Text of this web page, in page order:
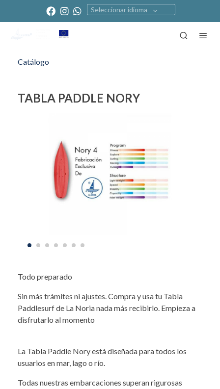
Seleccionar idioma
Catálogo
TABLA PADDLE NORY
Todo preparado
Sin más trámites ni ajustes. Compra y usa tu Tabla
Paddlesurf de La Noria nada más recibirlo. Empieza a
disfrutarlo al momento
La Tabla Paddle Nory está diseñada para todos los
usuarios en mar, lago o río.
Todas nuestras embarcaciones superan rigurosas